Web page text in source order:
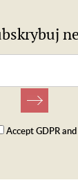
Accept GDPR and